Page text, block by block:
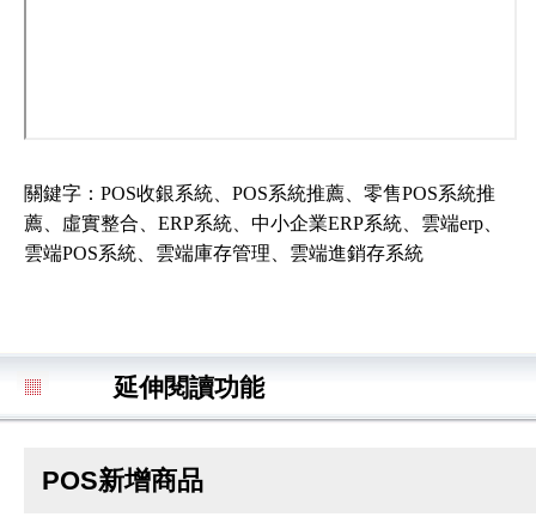
關鍵字：POS收銀系統、POS系統推薦、零售POS系統推
薦、虛實整合、ERP系統、中小企業ERP系統、雲端erp、
雲端POS系統、雲端庫存管理、雲端進銷存系統
延伸閱讀功能
POS新增商品